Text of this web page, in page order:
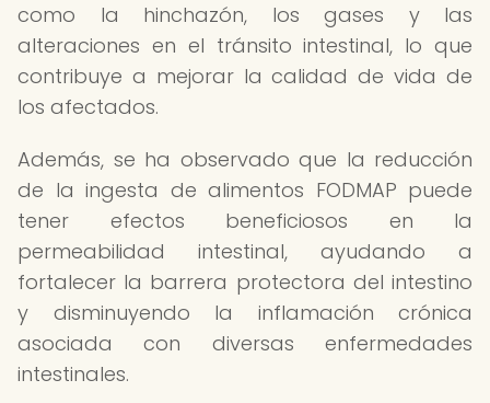
como la hinchazón, los gases y las
alteraciones en el tránsito intestinal, lo que
contribuye a mejorar la calidad de vida de
los afectados.
Además, se ha observado que la reducción
de la ingesta de alimentos FODMAP puede
tener efectos beneficiosos en la
permeabilidad intestinal, ayudando a
fortalecer la barrera protectora del intestino
y disminuyendo la inflamación crónica
asociada con diversas enfermedades
intestinales.